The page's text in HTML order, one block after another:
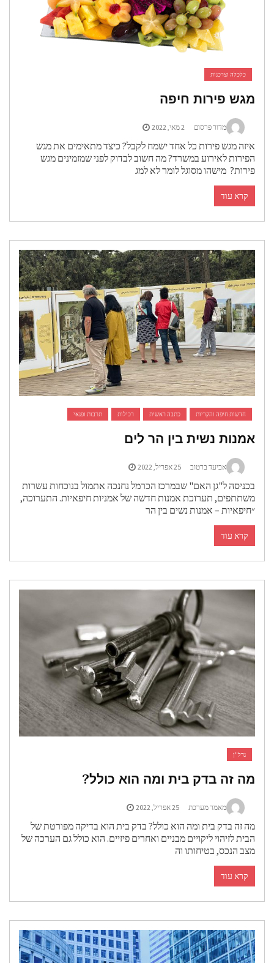
כלכלה וצרכנות
מגש פירות חיפה
מדור פרסום 2 מאי, 2022
איזה מגש פירות כל אחד ישמח לקבל? כיצד מתאימים את מגש
הפירות לאירוע במשרד? מה חשוב לבדוק לפני שמזמינים מגש
פירות? מישהו מסוגל לומר לא למג
קרא עוד
חדשות חיפה והקריות כתבה ראשית רכילות תרבות ופנאי
אמנות נשית בין הר לים
אביעד ברטוב 25 אפריל, 2022
בכניסה ל"גן האם" שבמרכז הכרמל נחנכה אתמול בנוכחות עשרות
משתתפים, תערוכת אמנות חדשה של אמניות חיפאיות. התערוכה,
״חיפאיות – אמנות נשים בין הר
קרא עוד
נדל"ן
מה זה בדק בית ומה הוא כולל?
מאמר מערכת 25 אפריל, 2022
מה זה בדק בית ומה הוא כולל? בדק בית הוא בדיקה מפורטת של
הבית לזיהוי ליקויים מבניים ואחרים פיזיים. הוא כולל גם הערכה של
מצב הנכס, בטיחותו וה
קרא עוד